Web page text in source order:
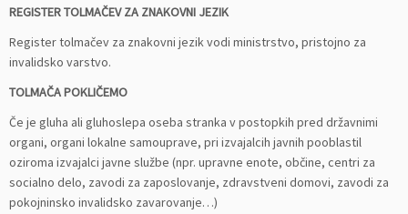
REGISTER TOLMAČEV ZA ZNAKOVNI JEZIK
Register tolmačev za znakovni jezik vodi ministrstvo, pristojno za
invalidsko varstvo.
TOLMAČA POKLIČEMO
Če je gluha ali gluhoslepa oseba stranka v postopkih pred državnimi
organi, organi lokalne samouprave, pri izvajalcih javnih pooblastil
oziroma izvajalci javne službe (npr. upravne enote, občine, centri za
socialno delo, zavodi za zaposlovanje, zdravstveni domovi, zavodi za
pokojninsko invalidsko zavarovanje…)